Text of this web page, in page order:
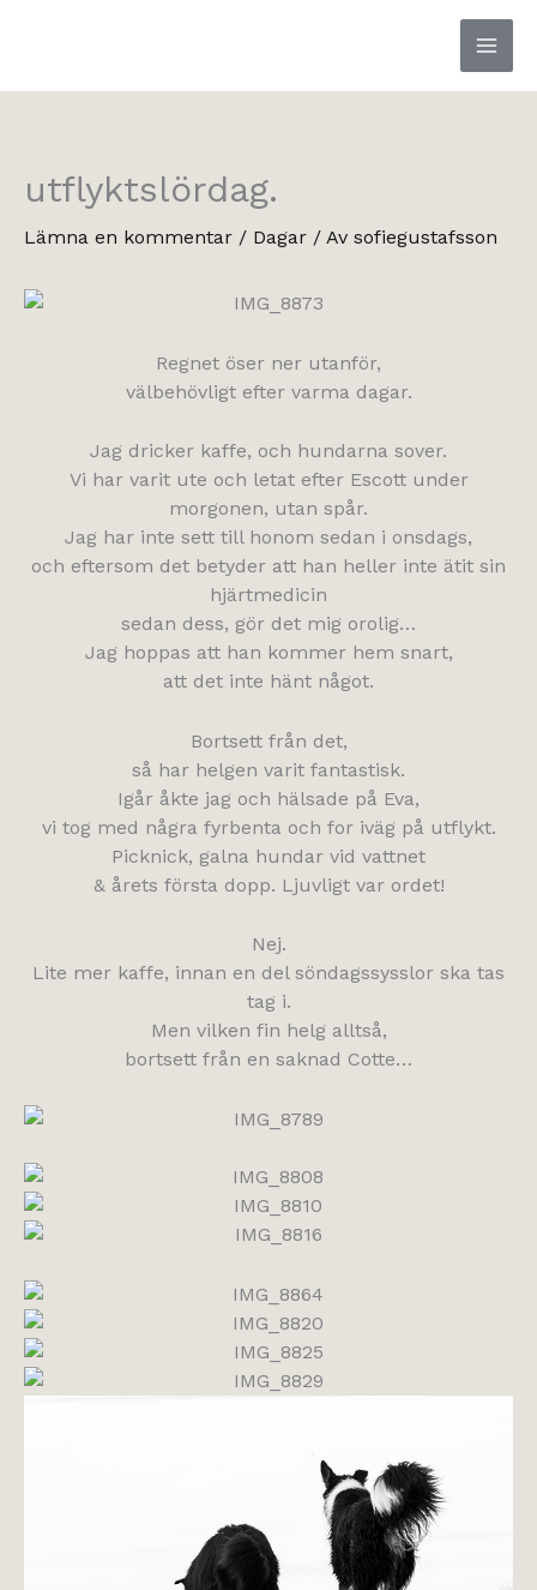
utflyktslördag.
Lämna en kommentar / Dagar / Av sofiegustafsson
Regnet öser ner utanför,
välbehövligt efter varma dagar.
Jag dricker kaffe, och hundarna sover.
Vi har varit ute och letat efter Escott under
morgonen, utan spår.
Jag har inte sett till honom sedan i onsdags,
och eftersom det betyder att han heller inte ätit sin
hjärtmedicin
sedan dess, gör det mig orolig…
Jag hoppas att han kommer hem snart,
att det inte hänt något.
Bortsett från det,
så har helgen varit fantastisk.
Igår åkte jag och hälsade på Eva,
vi tog med några fyrbenta och for iväg på utflykt.
Picknick, galna hundar vid vattnet
& årets första dopp. Ljuvligt var ordet!
Nej.
Lite mer kaffe, innan en del söndagssysslor ska tas
tag i.
Men vilken fin helg alltså,
bortsett från en saknad Cotte…